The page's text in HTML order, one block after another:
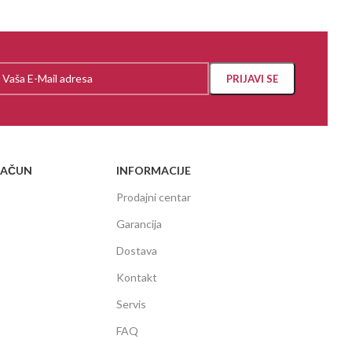
INFORMACIJE
Prodajni centar
Garancija
Dostava
Kontakt
Servis
FAQ